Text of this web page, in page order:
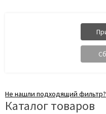
Не нашли подходящий фильтр?
Каталог товаров